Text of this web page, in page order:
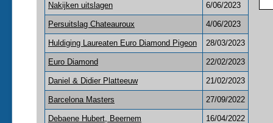
Nakijken uitslagen
6/06/2023
Persuitslag Chateauroux 4/06/2023
Huldiging Laureaten Euro Diamond Pigeon 28/03/2023
Euro Diamond 22/02/2023
Daniel & Didier Platteeuw 21/02/2023
Barcelona Masters 27/09/2022
Debaene Hubert, Beernem 16/04/2022